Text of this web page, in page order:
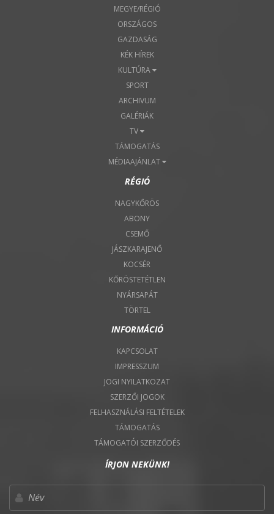
MEGYE/RÉGIÓ
ORSZÁGOS
GAZDASÁG
KÉK HÍREK
KULTÚRA
SPORT
ARCHIVUM
GALÉRIÁK
TV
TÁMOGATÁS
MÉDIAAJÁNLAT
RÉGIÓ
NAGYKŐRÖS
ABONY
CSEMŐ
JÁSZKARAJENŐ
KOCSÉR
KŐRÖSTETÉTLEN
NYÁRSAPÁT
TÖRTEL
INFORMÁCIÓ
KAPCSOLAT
IMPRESSZUM
JOGI NYILATKOZAT
SZERZŐI JOGOK
FELHASZNÁLÁSI FELTÉTELEK
TÁMOGATÁS
TÁMOGATÓI SZERZŐDÉS
ÍRJON NEKÜNK!